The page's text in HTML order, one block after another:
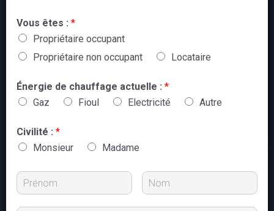
Vous êtes : *
Propriétaire occupant
Propriétaire non occupant
Locataire
Énergie de chauffage actuelle : *
Gaz
Fioul Electricité Autre
Civilité : *
Monsieur
Madame